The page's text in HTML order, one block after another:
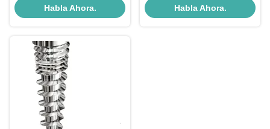
Microimplantes dentales de
Habla Ahora.
cabeza multifuncionales
Habla Ahora.